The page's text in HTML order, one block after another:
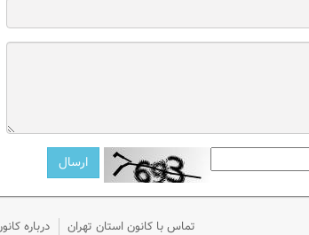
تماس با کانون استان تهران درباره